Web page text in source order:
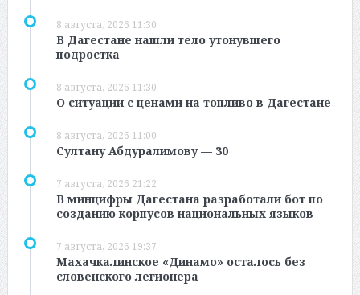
8 августа, 2026 11:30
В Дагестане нашли тело утонувшего
подростка
8 августа, 2026 11:30
О ситуации с ценами на топливо в Дагестане
8 августа, 2026 11:00
Султану Абдуралимову — 30
7 августа, 2026 21:22
В минцифры Дагестана разработали бот по
созданию корпусов национальных языков
7 августа, 2026 19:37
Махачкалинское «Динамо» осталось без
словенского легионера